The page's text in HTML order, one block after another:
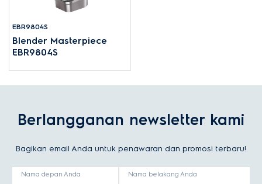
EBR9804S
Blender Masterpiece
EBR9804S
Berlangganan newsletter kami
Bagikan email Anda untuk penawaran dan promosi terbaru!
Nama depan Anda Nama belakang Anda